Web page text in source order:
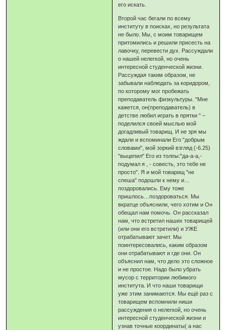
его искать.
Второй час бегали по всему
институту в поисках, но результата
не было. Мы, с моим товарищем
притомились и решили присесть на
лавочку, перевести дух. Рассуждали
о нашей нелегкой, но очень
интересной студенческой жизни.
Рассуждая таким образом, не
забывали наблюдать за коридором,
по которому мог пробежать
преподаватель физкультуры. "Мне
кажется, он(преподаватель) в
детстве любил играть в прятки " –
поделился своей мыслью мой
догадливый товарищ. И не зря мы
ждали и вспоминали Его "добрым
словами", мой зоркий взгляд (-6.25)
"выцепил" Его из толпы:"да-а-а,-
подумал я , - совесть, это тебе не
просто". Я и мой товарищ "не
спеша" подошли к нему и…
поздоровались. Ему тоже
пришлось…поздороваться. Мы
вкратце объяснили, чего хотим и Он
обещал нам помочь. Он рассказал
нам, что встретил наших товарищей
(или они его встретили) и УЖЕ
отрабатывают зачет. Мы
поинтересовались, каким образом
они отрабатывают и где они. Он
объяснил нам, что дело это сложное
и не простое. Надо было убрать
мусор с территории любимого
института. И что наши товарищи
уже этим занимаются. Мы ещё раз с
товарищем вспомнили ниши
рассуждения о нелегкой, но очень
интересной студенческой жизни и
узнав точные координаты( а нас